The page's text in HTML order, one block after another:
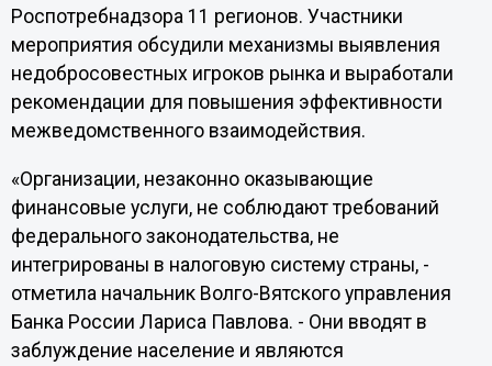
Роспотребнадзора 11 регионов. Участники
мероприятия обсудили механизмы выявления
недобросовестных игроков рынка и выработали
рекомендации для повышения эффективности
межведомственного взаимодействия.
«Организации, незаконно оказывающие
финансовые услуги, не соблюдают требований
федерального законодательства, не
интегрированы в налоговую систему страны, -
отметила начальник Волго-Вятского управления
Банка России Лариса Павлова. - Они вводят в
заблуждение население и являются